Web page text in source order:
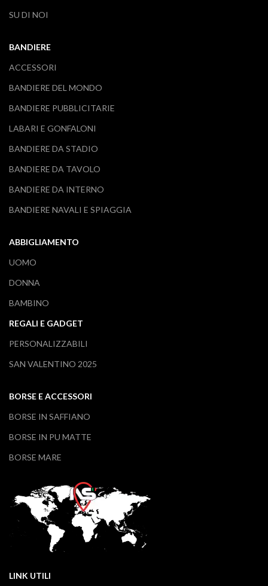
SU DI NOI
BANDIERE
ACCESSORI
BANDIERE DEL MONDO
BANDIERE PUBBLICITARIE
LABARI E GONFALONI
BANDIERE DA STADIO
BANDIERE DA TAVOLO
BANDIERE DA INTERNO
BANDIERE NAVALI E SPIAGGIA
ABBIGLIAMENTO
UOMO
DONNA
BAMBINO
REGALI E GADGET
PERSONALIZZABILI
SAN VALENTINO 2025
BORSE E ACCESSORI
BORSE IN SAFFIANO
BORSE IN PU MATTE
BORSE MARE
LINK UTILI